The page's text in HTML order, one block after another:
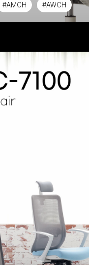
#AMCH
#AWCH